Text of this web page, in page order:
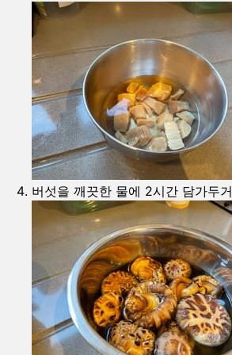
버섯을 깨끗한 물에 2시간 담가두